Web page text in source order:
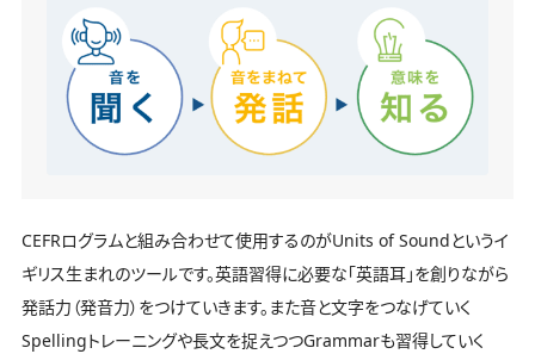
CEFRログラムと組み合わせて使用するのがUnits of Soundというイ
ギリス生まれのツールです。英語習得に必要な「英語耳」を創りながら
発話力（発音力）をつけていきます。また音と文字をつなげていく
Spellingトレーニングや長文を捉えつつGrammarも習得していく